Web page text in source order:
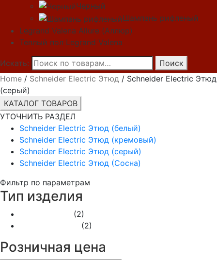
Черный
Шампань рифленый
Legrand Valena Allure (Аллюр)
Теплый пол Legrand Valena
Искать:
Поиск
Home / Schneider Electric Этюд / Schneider Electric Этюд
(серый)
КАТАЛОГ ТОВАРОВ
УТОЧНИТЬ РАЗДЕЛ
Schneider Electric Этюд (белый)
Schneider Electric Этюд (кремовый)
Schneider Electric Этюд (серый)
Schneider Electric Этюд (Сосна)
Фильтр по параметрам
Тип изделия
(2)
(2)
Розничная цена